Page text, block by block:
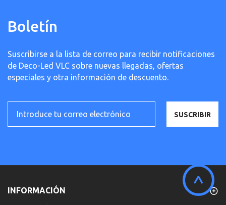
Boletín
Suscribirse a la lista de correo para recibir notificaciones
de Deco-Led VLC sobre nuevas llegadas, ofertas
especiales y otra información de descuento.
SUSCRIBIR
INFORMACIÓN ^